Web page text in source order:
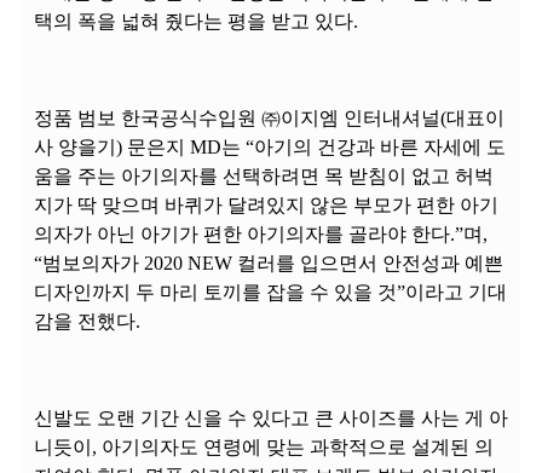
택의 폭을 넓혀 줬다는 평을 받고 있다.
정품 범보 한국공식수입원 ㈜이지엠 인터내셔널(대표이
사 양을기) 문은지 MD는 “아기의 건강과 바른 자세에 도
움을 주는 아기의자를 선택하려면 목 받침이 없고 허벅
지가 딱 맞으며 바퀴가 달려있지 않은 부모가 편한 아기
의자가 아닌 아기가 편한 아기의자를 골라야 한다.”며,
“범보의자가 2020 NEW 컬러를 입으면서 안전성과 예쁜
디자인까지 두 마리 토끼를 잡을 수 있을 것”이라고 기대
감을 전했다.
신발도 오랜 기간 신을 수 있다고 큰 사이즈를 사는 게 아
니듯이, 아기의자도 연령에 맞는 과학적으로 설계된 의